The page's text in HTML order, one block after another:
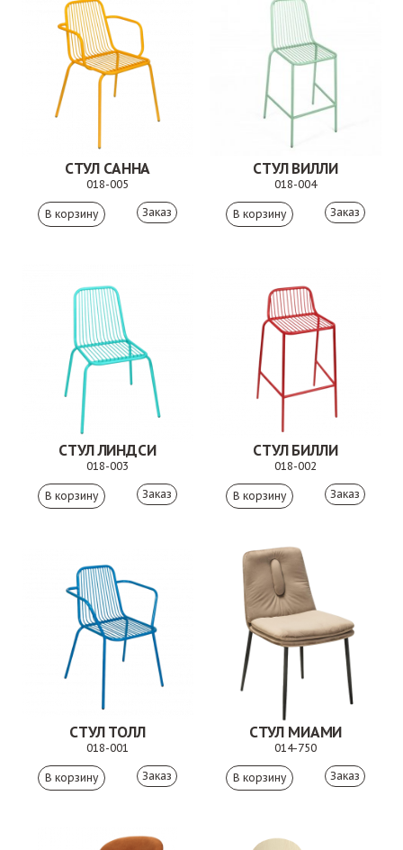
СТУЛ САННА
018-005
Заказ
СТУЛ ВИЛЛИ
018-004
Заказ
СТУЛ ЛИНДСИ
018-003
Заказ
СТУЛ БИЛЛИ
018-002
Заказ
СТУЛ ТОЛЛ
018-001
Заказ
СТУЛ МИАМИ
014-750
Заказ